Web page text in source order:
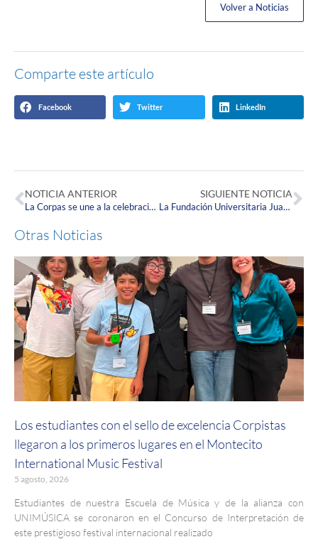
Volver a Noticias
Comparte este artículo
Facebook Twitter LinkedIn
NOTICIA ANTERIOR
La Corpas se une a la celebración del Día de la Hipertensión para crear conciencia sobre esta importante enfermedad.
SIGUIENTE NOTICIA
La Fundación Universitaria Juan N. Corpas se une hoy a la celebración del Día Mundial del Médico de Familia.
Otras Noticias
Los estudiantes con el sello de excelencia Corpistas
llegaron a los primeros lugares en el Montecito
International Music Festival
5 agosto, 2026
Estudiantes de nuestra Escuela de Música y de la alianza con
UNIMÚSICA se coronaron en el Concurso de Interpretación de
este prestigioso festival internacional realizado